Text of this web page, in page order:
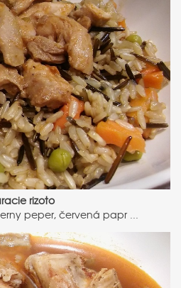
rizoto
peper, červená papr ...